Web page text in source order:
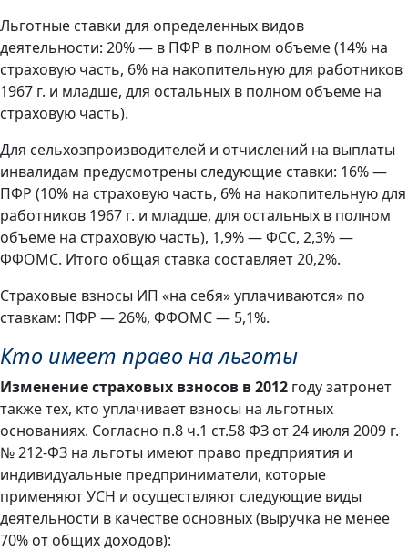
Льготные ставки для определенных видов
деятельности: 20% — в ПФР в полном объеме (14% на
страховую часть, 6% на накопительную для работников
1967 г. и младше, для остальных в полном объеме на
страховую часть).
Для сельхозпроизводителей и отчислений на выплаты
инвалидам предусмотрены следующие ставки: 16% —
ПФР (10% на страховую часть, 6% на накопительную для
работников 1967 г. и младше, для остальных в полном
объеме на страховую часть), 1,9% — ФСС, 2,3% —
ФФОМС. Итого общая ставка составляет 20,2%.
Страховые взносы ИП «на себя» уплачиваются» по
ставкам: ПФР — 26%, ФФОМС — 5,1%.
Кто имеет право на льготы
Изменение страховых взносов в 2012 году затронет
также тех, кто уплачивает взносы на льготных
основаниях. Согласно п.8 ч.1 ст.58 ФЗ от 24 июля 2009 г.
№ 212-ФЗ на льготы имеют право предприятия и
индивидуальные предприниматели, которые
применяют УСН и осуществляют следующие виды
деятельности в качестве основных (выручка не менее
70% от общих доходов):